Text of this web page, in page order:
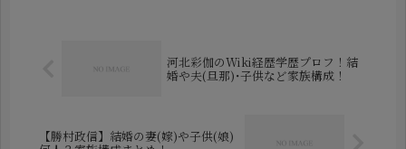
河北彩伽のWiki経歴学歴プロフ！結
婚や夫(旦那)･子供など家族構成！
【勝村政信】結婚の妻(嫁)や子供(娘)